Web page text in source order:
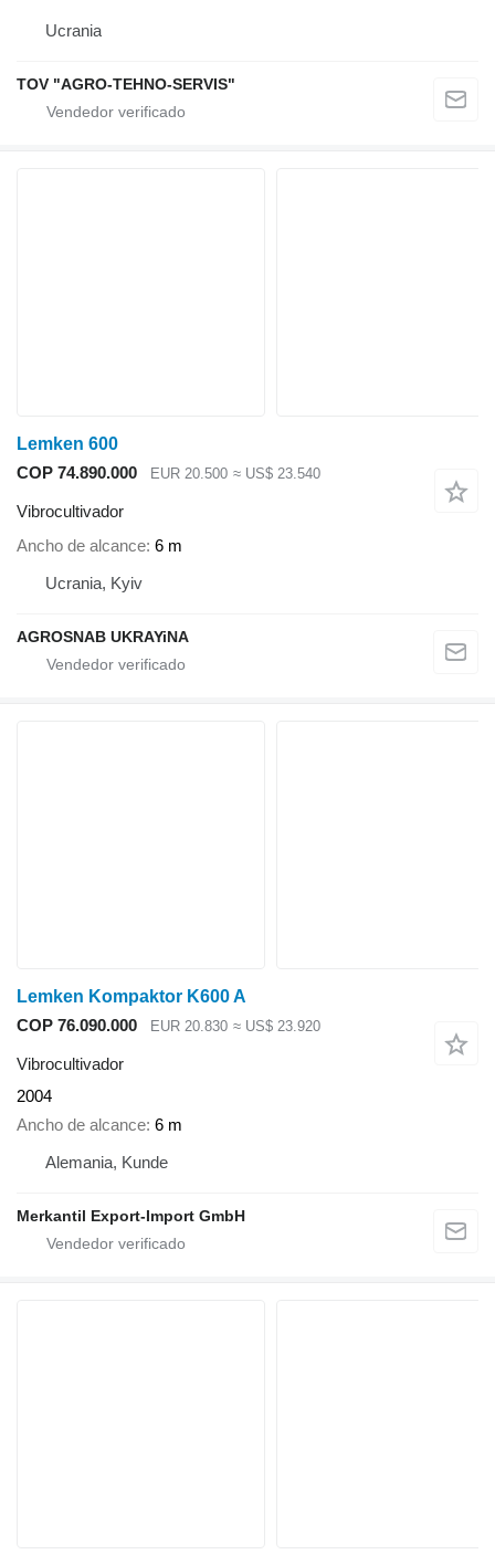
Ucrania
TOV "AGRO-TEHNO-SERVIS"
Lemken 600
COP 74.890.000
EUR 20.500 ≈ US$ 23.540
Vibrocultivador
Ancho de alcance 6 m
Ucrania, Kyiv
AGROSNAB UKRAYiNA
Lemken Kompaktor K600 A
COP 76.090.000
EUR 20.830 ≈ US$ 23.920
Vibrocultivador
2004
Ancho de alcance 6 m
Alemania, Kunde
Merkantil Export-Import GmbH